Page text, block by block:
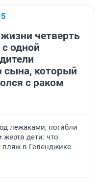
четверть
одной
сына, который
с раком
лежаками, погибли
жертв дети: что
пляж в Геленджике